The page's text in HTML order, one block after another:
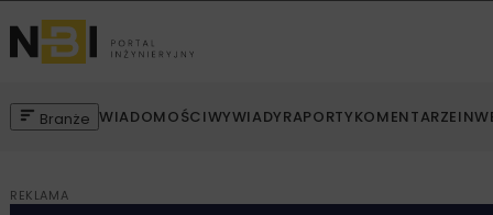
Branże WIADOMOŚCIWYWIADYRAPORTYKOMENTARZE
REKLAMA